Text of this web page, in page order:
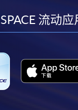
流动